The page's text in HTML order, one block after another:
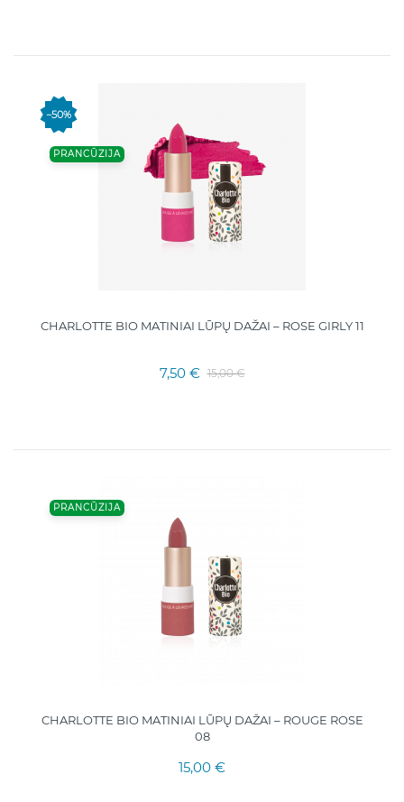
−50%
PRANCŪZIJA
CHARLOTTE BIO MATINIAI LŪPŲ DAŽAI – ROSE GIRLY 11
7,50 € 15,00 €
PRANCŪZIJA
CHARLOTTE BIO MATINIAI LŪPŲ DAŽAI – ROUGE ROSE
08
15,00 €